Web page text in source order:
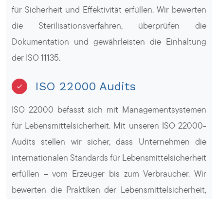
für Sicherheit und Effektivität erfüllen. Wir bewerten
die Sterilisationsverfahren, überprüfen die
Dokumentation und gewährleisten die Einhaltung
der ISO 11135.
ISO 22000 Audits
ISO 22000 befasst sich mit Managementsystemen
für Lebensmittelsicherheit. Mit unseren ISO 22000-
Audits stellen wir sicher, dass Unternehmen die
internationalen Standards für Lebensmittelsicherheit
erfüllen – vom Erzeuger bis zum Verbraucher. Wir
bewerten die Praktiken der Lebensmittelsicherheit,